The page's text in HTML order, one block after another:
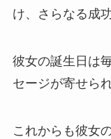
け、さらなる成
彼女の誕生日は
セージが寄せら
これからも彼女